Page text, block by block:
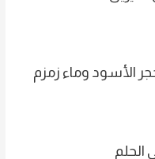
الأسود وماء زمزم